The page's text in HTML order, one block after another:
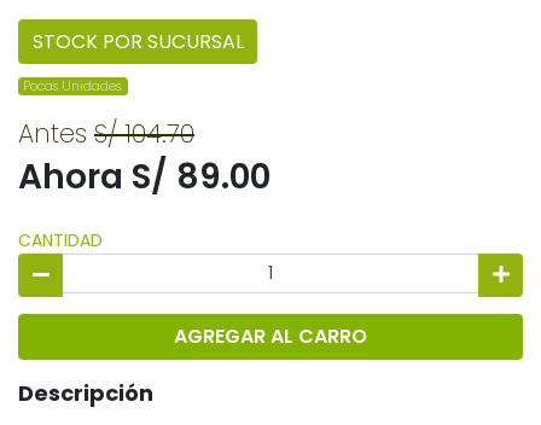
STOCK POR SUCURSAL
Pocas Unidades.
Antes S/ 104.70
Ahora S/ 89.00
CANTIDAD
AGREGAR AL CARRO
Descripción